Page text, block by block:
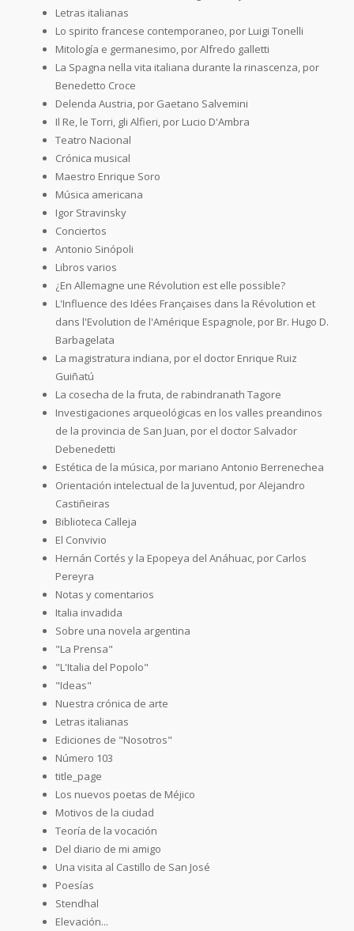
Letras italianas
Lo spirito francese contemporaneo, por Luigi Tonelli
Mitología e germanesimo, por Alfredo galletti
La Spagna nella vita italiana durante la rinascenza, por
Benedetto Croce
Delenda Austria, por Gaetano Salvemini
Il Re, le Torri, gli Alfieri, por Lucio D'Ambra
Teatro Nacional
Crónica musical
Maestro Enrique Soro
Música americana
Igor Stravinsky
Conciertos
Antonio Sinópoli
Libros varios
¿En Allemagne une Révolution est elle possible?
L'Influence des Idées Françaises dans la Révolution et
dans l'Evolution de l'Amérique Espagnole, por Br. Hugo D.
Barbagelata
La magistratura indiana, por el doctor Enrique Ruiz
Guiñatú
La cosecha de la fruta, de rabindranath Tagore
Investigaciones arqueológicas en los valles preandinos
de la provincia de San Juan, por el doctor Salvador
Debenedetti
Estética de la música, por mariano Antonio Berrenechea
Orientación intelectual de la Juventud, por Alejandro
Castiñeiras
Biblioteca Calleja
El Convivio
Hernán Cortés y la Epopeya del Anáhuac, por Carlos
Pereyra
Notas y comentarios
Italia invadida
Sobre una novela argentina
"La Prensa"
"L'Italia del Popolo"
"Ideas"
Nuestra crónica de arte
Letras italianas
Ediciones de "Nosotros"
Número 103
title_page
Los nuevos poetas de Méjico
Motivos de la ciudad
Teoría de la vocación
Del diario de mi amigo
Una visita al Castillo de San José
Poesías
Stendhal
Elevación...